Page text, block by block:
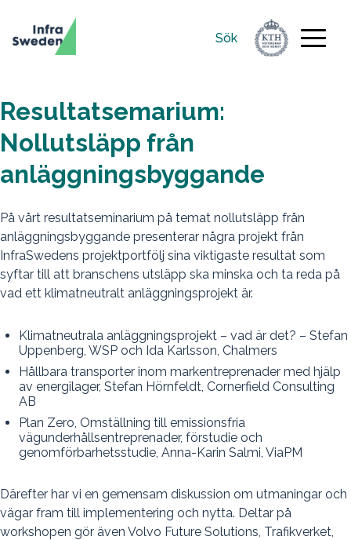
Sök
Sök
efter:
Resultatsemarium:
Nollutsläpp från
anläggningsbyggande
På vårt resultatseminarium på temat nollutsläpp från
anläggningsbyggande presenterar några projekt från
InfraSwedens projektportfölj sina viktigaste resultat som
syftar till att branschens utsläpp ska minska och ta reda på
vad ett klimatneutralt anläggningsprojekt är.
Klimatneutrala anläggningsprojekt – vad är det? – Stefan
Uppenberg, WSP och Ida Karlsson, Chalmers​
Hållbara transporter inom markentreprenader med hjälp
av energilager, Stefan Hörnfeldt, Cornerfield Consulting
AB ​
Plan Zero, Omställning till emissionsfria
vägunderhållsentreprenader, förstudie och
genomförbarhetsstudie, Anna-Karin Salmi, ViaPM
Därefter har vi en gemensam diskussion om utmaningar och
vägar fram till implementering och nytta. Deltar på
workshopen gör även Volvo Future Solutions, Trafikverket,